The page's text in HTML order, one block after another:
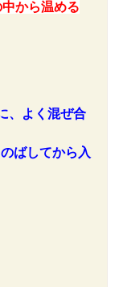
から温める
、よく混ぜ合
してから入